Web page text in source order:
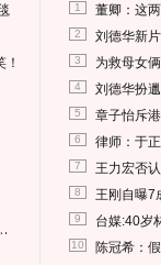
1 董卿：这
2 刘德华新
3 为救母女
4 刘德华扮
5 章子怡斥
6 律师：于
7 王力宏否
8 王刚自曝7
9 台媒:40岁
10 陈冠希：